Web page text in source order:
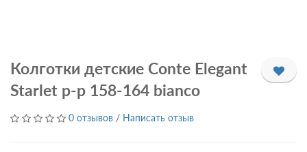
Колготки детские Conte Elegant
Starlet р-р 158-164 bianco
0 отзывов / Написать отзыв